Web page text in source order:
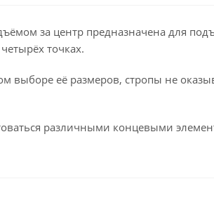
за центр предназначена для
точках.
выборе её размеров, стропы не
различными концевыми